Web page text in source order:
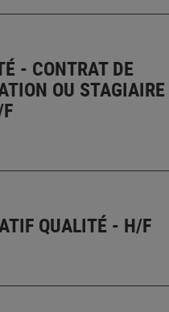
- CONTRAT DE
OU STAGIAIRE
QUALITÉ - H/F